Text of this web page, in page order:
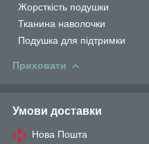
Жорсткість подушки
Тканина наволочки
Подушка для підтримки
Приховати
Умови доставки
Нова Пошта